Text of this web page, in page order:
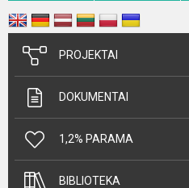
PROJEKTAI
DOKUMENTAI
1,2% PARAMA
BIBLIOTEKA